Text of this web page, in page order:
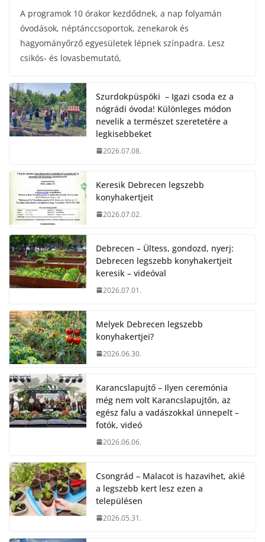
A programok 10 órakor kezdődnek, a nap folyamán
óvodások, néptánccsoportok, zenekarok és
hagyományőrző egyesületek lépnek színpadra. Lesz
csikós- és lovasbemutató,
Szurdokpüspöki – Igazi csoda ez a
nógrádi óvoda! Különleges módon
nevelik a természet szeretetére a
legkisebbeket
2026.07.08.
Keresik Debrecen legszebb
konyhakertjeit
2026.07.02.
Debrecen – Ültess, gondozd, nyerj:
Debrecen legszebb konyhakertjeit
keresik – videóval
2026.07.01.
Melyek Debrecen legszebb
konyhakertjei?
2026.06.30.
Karancslapujtő – Ilyen ceremónia
még nem volt Karancslapujtőn, az
egész falu a vadászokkal ünnepelt –
fotók, videó
2026.06.06.
Csongrád – Malacot is hazavihet, akié
a legszebb kert lesz ezen a
településen
2026.05.31.